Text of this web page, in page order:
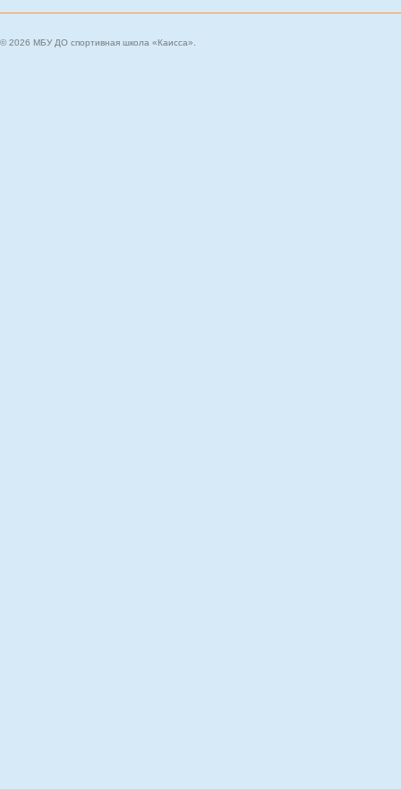
© 2026 МБУ ДО спортивная школа «Каисса».